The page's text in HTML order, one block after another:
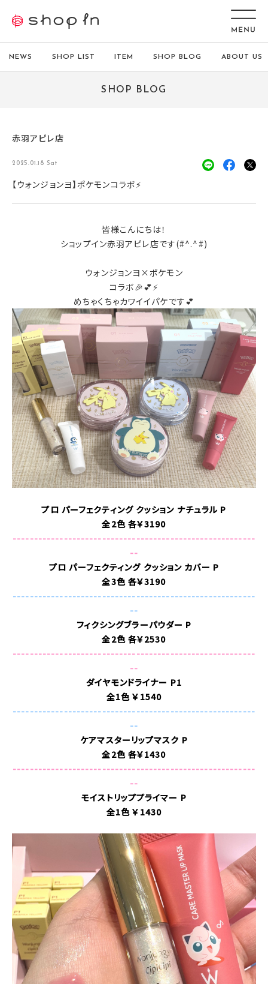
NEWS SHOP LIST ITEM SHOP BLOG ABOUT US
SHOP BLOG
赤羽アピレ店
2025.01.18 Sat
【ウォンジョンヨ】ポケモンコラボ⚡
皆様こんにちは！
ショップイン赤羽アピレ店です(#^.^#)
ウォンジョンヨ×ポケモン
コラボ🎉💕⚡
めちゃくちゃカワイイパケです💕
プロ パーフェクティング クッション ナチュラル P
全2色 各￥3190
---------------------------------------------------------
--
プロ パーフェクティング クッション カバー P
全3色 各￥3190
---------------------------------------------------------
--
フィクシングブラーパウダー P
全2色 各￥2530
---------------------------------------------------------
--
ダイヤモンドライナー P1
全1色 ￥1540
---------------------------------------------------------
--
ケアマスターリップマスク P
全2色 各￥1430
---------------------------------------------------------
--
モイストリッププライマー P
全1色 ￥1430